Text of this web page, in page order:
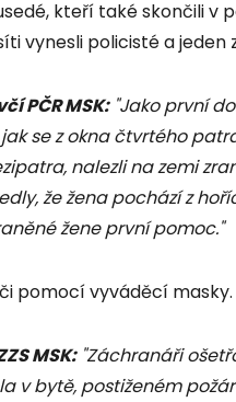
kteří také skončili v
vynesli policisté a
PČR MSK:"Jako první
se z okna čtvrtého
nalezli na zemi
že žena pochází z
žene první pomoc."
pomocí vyváděcí masky.
MSK:"Záchranáři
v bytě, postiženém